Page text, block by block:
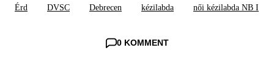
Érd DVSC Debrecen kézilabda női kézilabda NB I
0 KOMMENT